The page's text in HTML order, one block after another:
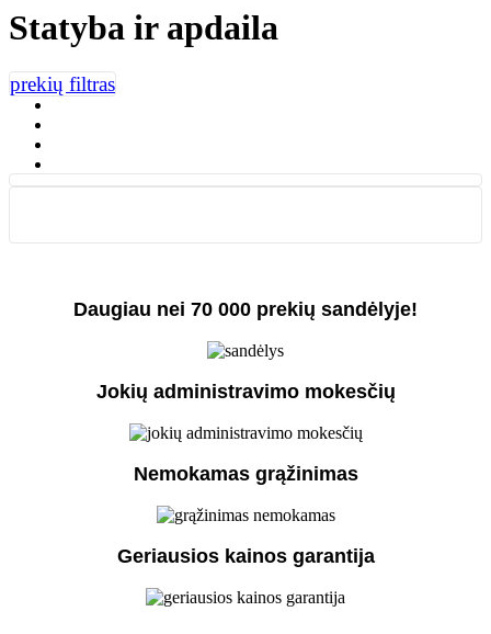
Statyba ir apdaila
Daugiau nei 70 000 prekių sandėlyje!
Jokių administravimo mokesčių
Nemokamas grąžinimas
Geriausios kainos garantija